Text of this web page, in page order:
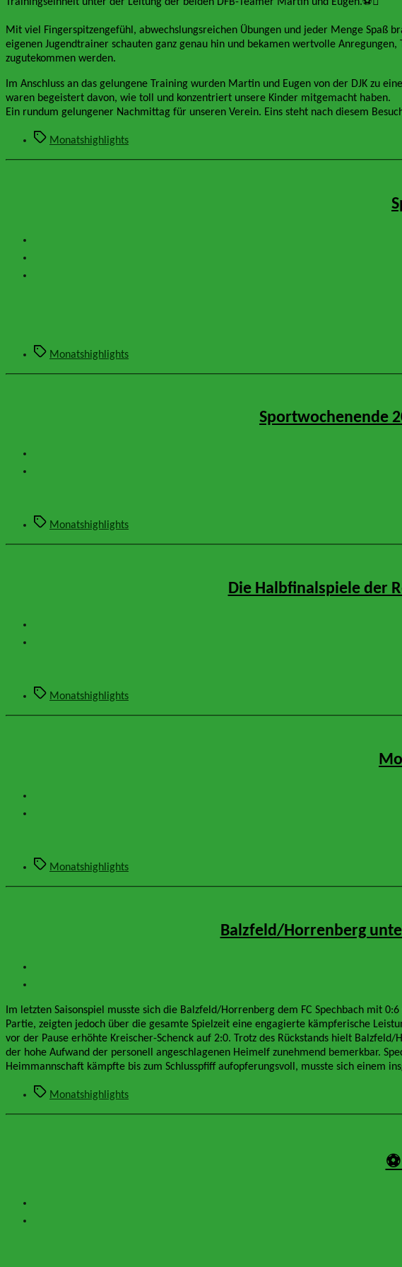
Mit viel Fingerspitzengefühl, abwechslungsreichen Übungen und jeder Menge Spaß
eigenen Jugendtrainer schauten ganz genau hin und bekamen wertvolle
zugutekommen werden.
Im Anschluss an das gelungene Training wurden Martin und Eugen von der DJK zu
waren begeistert davon, wie toll und konzentriert unsere Kinder mitgemacht haben.
Ein rundum gelungener Nachmittag für unseren Verein. Eins steht nach diesem
Schlagwörter
Monatshighlights
Schlagwörter
Monatshighlights
Sportwochenende
Schlagwörter
Monatshighlights
Die Halbfinalspiele der
Schlagwörter
Monatshighlights
Schlagwörter
Monatshighlights
Balzfeld/Horrenberg
Im letzten Saisonspiel musste sich die Balzfeld/Horrenberg dem FC Spechbach mit
Partie, zeigten jedoch über die gesamte Spielzeit eine engagierte kämpferische
vor der Pause erhöhte Kreischer-Schenck auf 2:0. Trotz des Rückstands hielt
der hohe Aufwand der personell angeschlagenen Heimelf zunehmend bemerkbar.
Heimmannschaft kämpfte bis zum Schlusspfiff aufopferungsvoll, musste sich einem
Schlagwörter
Monatshighlights